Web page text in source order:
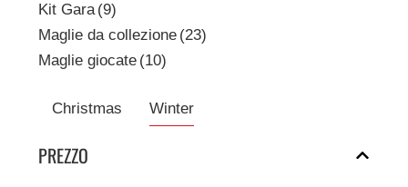
Kit Gara(9)
Maglie da collezione (23)
Maglie giocate (10)
Christmas Winter
PREZZO